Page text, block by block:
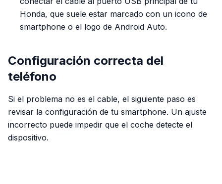
Honda, que suele estar marcado con un icono de
smartphone o el logo de Android Auto.
Configuración correcta del
teléfono
Si el problema no es el cable, el siguiente paso es
revisar la configuración de tu smartphone. Un ajuste
incorrecto puede impedir que el coche detecte el
dispositivo.